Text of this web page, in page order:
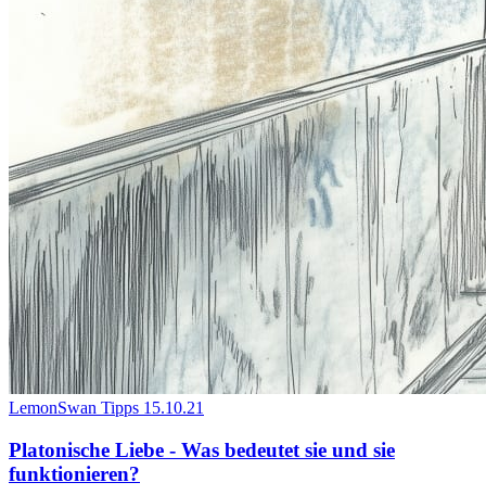
LemonSwan Tipps 15.10.21
Platonische Liebe - Was bedeutet sie und sie
funktionieren?